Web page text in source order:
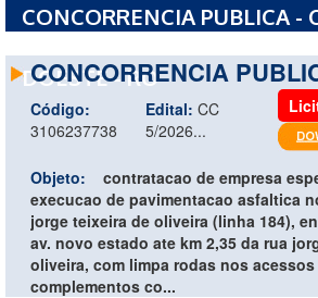
CONCORRENCIA PUBLICA -
DOESTE - RO
CONCORRENCIA
Código:
3106237738
Edital: CC
5/2026...
Objeto:
contratacao de empresa
execucao de pavimentacao asfaltica
jorge teixeira de oliveira (linha 184),
av. novo estado ate km 2,35 da rua
oliveira, com limpa rodas nos
complementos co...